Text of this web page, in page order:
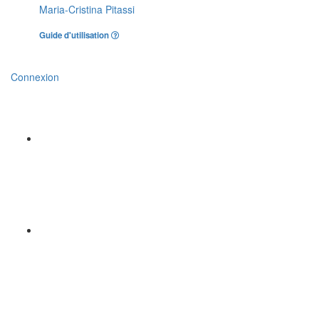
Maria-Cristina Pitassi
Guide d'utilisation
Connexion